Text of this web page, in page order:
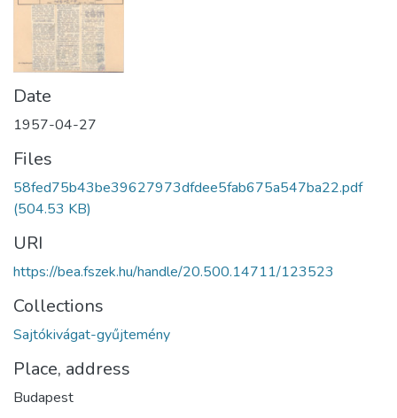
Date
1957-04-27
Files
58fed75b43be39627973dfdee5fab675a547ba22.pdf
(504.53 KB)
URI
https://bea.fszek.hu/handle/20.500.14711/123523
Collections
Sajtókivágat-gyűjtemény
Place, address
Budapest